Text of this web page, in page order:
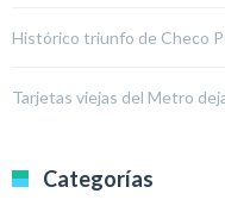
Histórico triunfo de Checo
Tarjetas viejas del Metro
Categorías